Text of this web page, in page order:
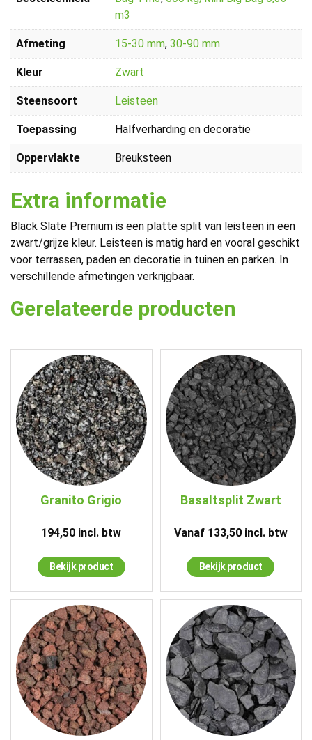
m3
Afmeting 15-30 mm, 30-90 mm
Kleur Zwart
Steensoort Leisteen
Toepassing Halfverharding en decoratie
Oppervlakte Breuksteen
Extra informatie
Black Slate Premium is een platte split van leisteen in een
zwart/grijze kleur. Leisteen is matig hard en vooral geschikt
voor terrassen, paden en decoratie in tuinen en parken. In
verschillende afmetingen verkrijgbaar.
Gerelateerde producten
Granito Grigio
194,50 incl. btw
Bekijk product
Basaltsplit Zwart
Vanaf 133,50incl. btw
Bekijk product